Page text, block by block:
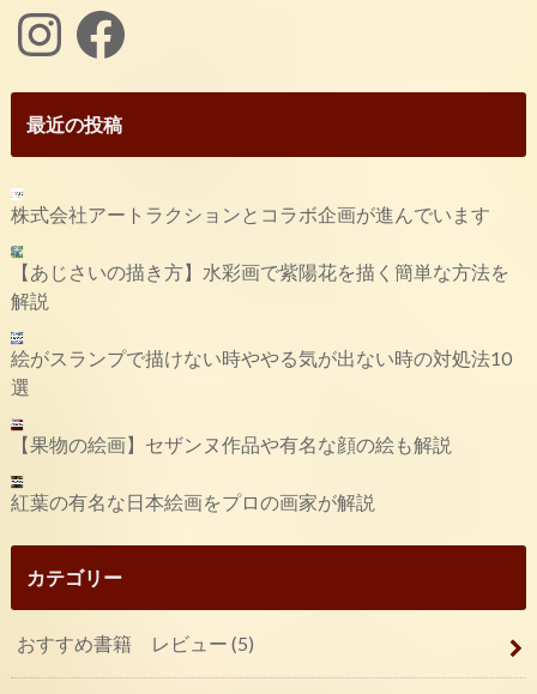
InstagramFacebook
最近の投稿
株式会社アートラクションとコラボ企画が進んでいます
【あじさいの描き方】水彩画で紫陽花を描く簡単な方法を
解説
絵がスランプで描けない時ややる気が出ない時の対処法10
選
【果物の絵画】セザンヌ作品や有名な顔の絵も解説
紅葉の有名な日本絵画をプロの画家が解説
カテゴリー
おすすめ書籍 レビュー (5)